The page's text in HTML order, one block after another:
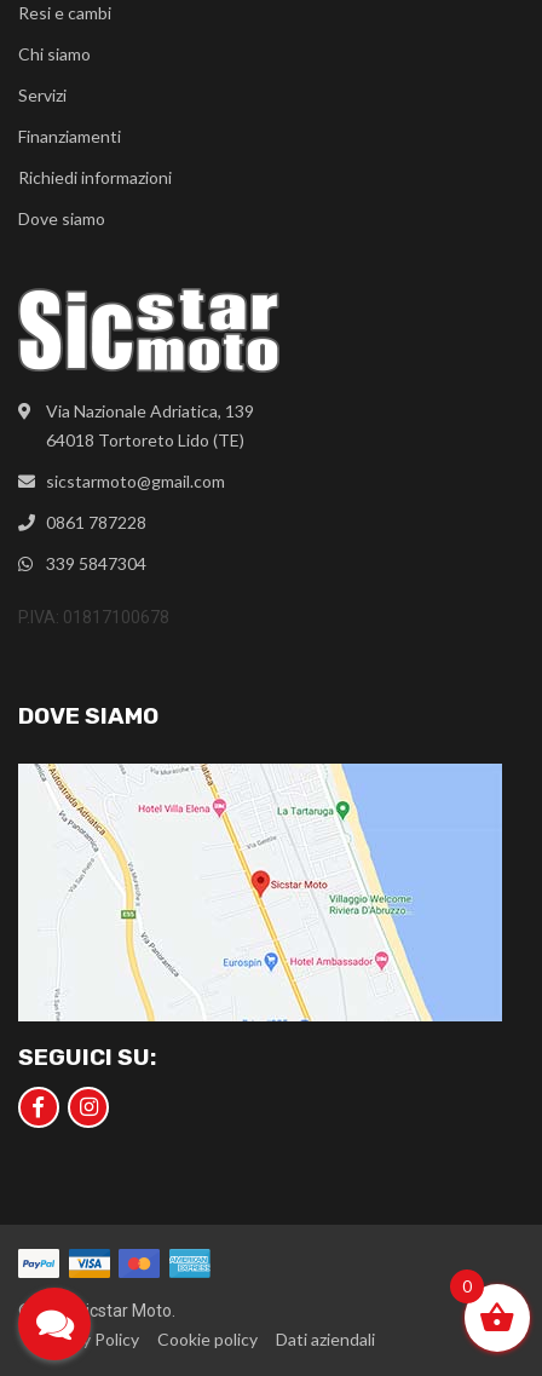
Via Nazionale Adriatica, 139
64018 Tortoreto Lido (TE)
sicstarmoto@gmail.com
0861 787228
339 5847304
P.IVA: 01817100678
Resi e cambi
Chi siamo
Servizi
Finanziamenti
Richiedi informazioni
Dove siamo
DOVE SIAMO
SEGUICI SU:
©2020 Sicstar Moto.
Privacy Policy Cookie policy Dati aziendali
0